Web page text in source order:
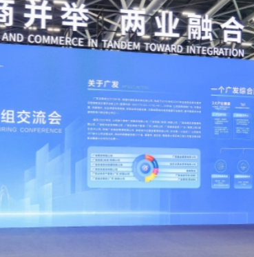
坐地上喝啤酒 網友：千億老闆這鬆弛感絕了
份，推動「第二曲線」加速崛起
集落地，濱化股份轉型迎來兌現期
元
團 出席國際刑警災難遇害者辦認工作組會議
推優惠吸客消費
相香港 大受市民歡迎掀起文化熱潮
全車陷入火海 女司機及時逃生
坐地上喝啤酒 網友：千億老闆這鬆弛感絕了